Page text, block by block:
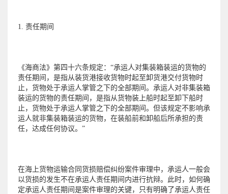
1. 责任期间
《海商法》第四十六条规定：“承运人对集装箱装运的货物的
责任期间，是指从装货港接收货物时起至卸货港交付货物时
止，货物处于承运人掌管之下的全部期间。承运人对非集装箱
装运的货物的责任期间，是指从货物装上船时起至卸下船时
止，货物处于承运人掌管之下的全部期间。但该规定不影响承
运人就非集装箱装运的货物，在装船前和卸船后所承担的责
任，达成任何协议。”
在海上货物运输合同货损赔偿纠纷案件审理中，承运人一般会
以货损的发生不在承运人责任期间内进行抗辩。此时，如何确
定承运人责任期间是案件审理的关键，只有明确了承运人责任